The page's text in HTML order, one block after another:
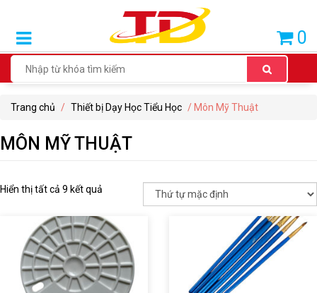
0
PHẨM
BÁN
CHẠY
DẠY
HỌC
THIẾT
DẠY
HỌC
Trang chủ / Thiết bị Dạy Học Tiểu Học / Môn Mỹ Thuật
MÔN MỸ THUẬT
Hiển thị tất cả 9 kết quả